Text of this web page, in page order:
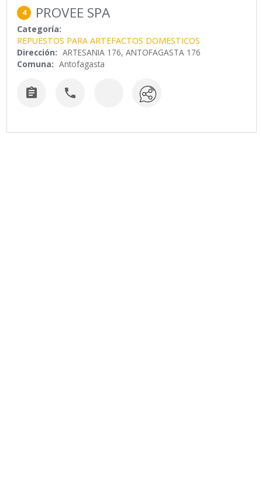
4 PROVEE SPA
Categoría:
REPUESTOS PARA ARTEFACTOS DOMESTICOS
Dirección: ARTESANIA 176, ANTOFAGASTA 176
Comuna: Antofagasta
 